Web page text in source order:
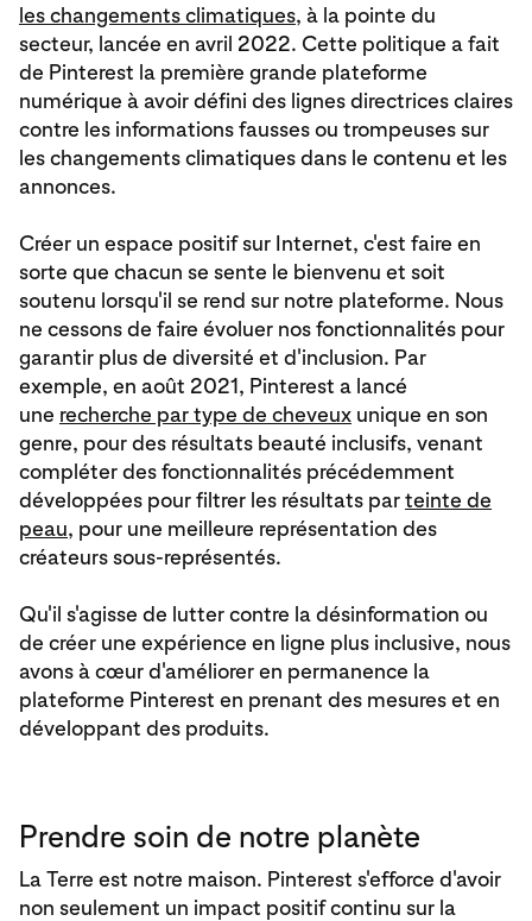
les changements climatiques, à la pointe du
secteur, lancée en avril 2022. Cette politique a fait
de Pinterest la première grande plateforme
numérique à avoir défini des lignes directrices claires
contre les informations fausses ou trompeuses sur
les changements climatiques dans le contenu et les
annonces.
Créer un espace positif sur Internet, c'est faire en
sorte que chacun se sente le bienvenu et soit
soutenu lorsqu'il se rend sur notre plateforme. Nous
ne cessons de faire évoluer nos fonctionnalités pour
garantir plus de diversité et d'inclusion. Par
exemple, en août 2021, Pinterest a lancé
une recherche par type de cheveux unique en son
genre, pour des résultats beauté inclusifs, venant
compléter des fonctionnalités précédemment
développées pour filtrer les résultats parteinte de
peau, pour une meilleure représentation des
créateurs sous-représentés.
Qu'il s'agisse de lutter contre la désinformation ou
de créer une expérience en ligne plus inclusive, nous
avons à cœur d'améliorer en permanence la
plateforme Pinterest en prenant des mesures et en
développant des produits.
Prendre soin de notre planète
La Terre est notre maison. Pinterest s'efforce d'avoir
non seulement un impact positif continu sur la